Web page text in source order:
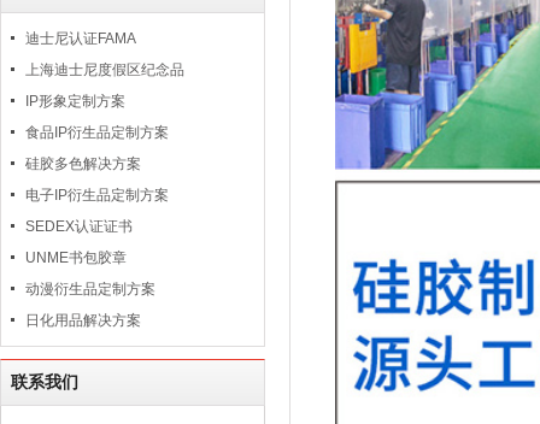
迪士尼认证FAMA
上海迪士尼度假区纪念品
IP形象定制方案
食品IP衍生品定制方案
硅胶多色解决方案
电子IP衍生品定制方案
SEDEX认证证书
UNME书包胶章
动漫衍生品定制方案
日化用品解决方案
联系我们